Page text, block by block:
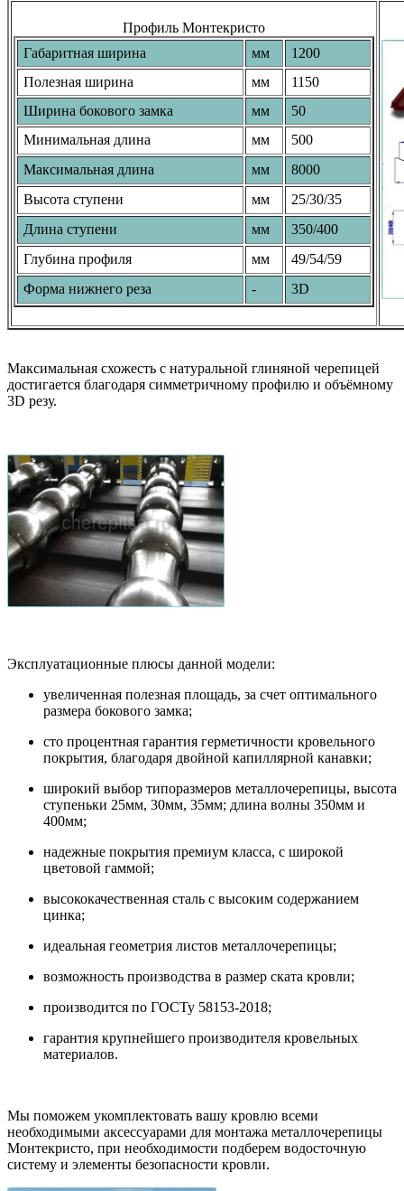
Профиль Монтекристо
Габаритная ширина
мм
1200
Полезная ширина
мм
1150
Ширина бокового замка
мм
50
Минимальная длина
мм
500
Максимальная длина
мм
8000
Высота ступени
мм
25/30/35
Длина ступени
мм
350/400
Глубина профиля
мм
49/54/59
Форма нижнего реза
- 3D
Максимальная схожесть с натуральной глиняной черепицей
достигается благодаря симметричному профилю и объёмному
3D резу.
Эксплуатационные плюсы данной модели:
увеличенная полезная площадь, за счет оптимального
размера бокового замка;
сто процентная гарантия герметичности кровельного
покрытия, благодаря двойной капиллярной канавки;
широкий выбор типоразмеров металлочерепицы, высота
ступеньки 25мм, 30мм, 35мм; длина волны 350мм и
400мм;
надежные покрытия премиум класса, с широкой
цветовой гаммой;
высококачественная сталь с высоким содержанием
цинка;
идеальная геометрия листов металлочерепицы;
возможность производства в размер ската кровли;
производится по ГОСТу 58153-2018;
гарантия крупнейшего производителя кровельных
материалов.
Мы поможем укомплектовать вашу кровлю всеми
необходимыми аксессуарами для монтажа металлочерепицы
Монтекристо, при необходимости подберем водосточную
систему и элементы безопасности кровли.